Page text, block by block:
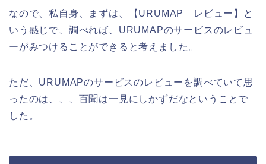
なので、私自身、まずは、【URUMAP レビュー】と
いう感じで、調べれば、URUMAPのサービスのレビュ
ーがみつけることができると考えました。
ただ、URUMAPのサービスのレビューを調べていて思
ったのは、、、百聞は一見にしかずだなということで
した。